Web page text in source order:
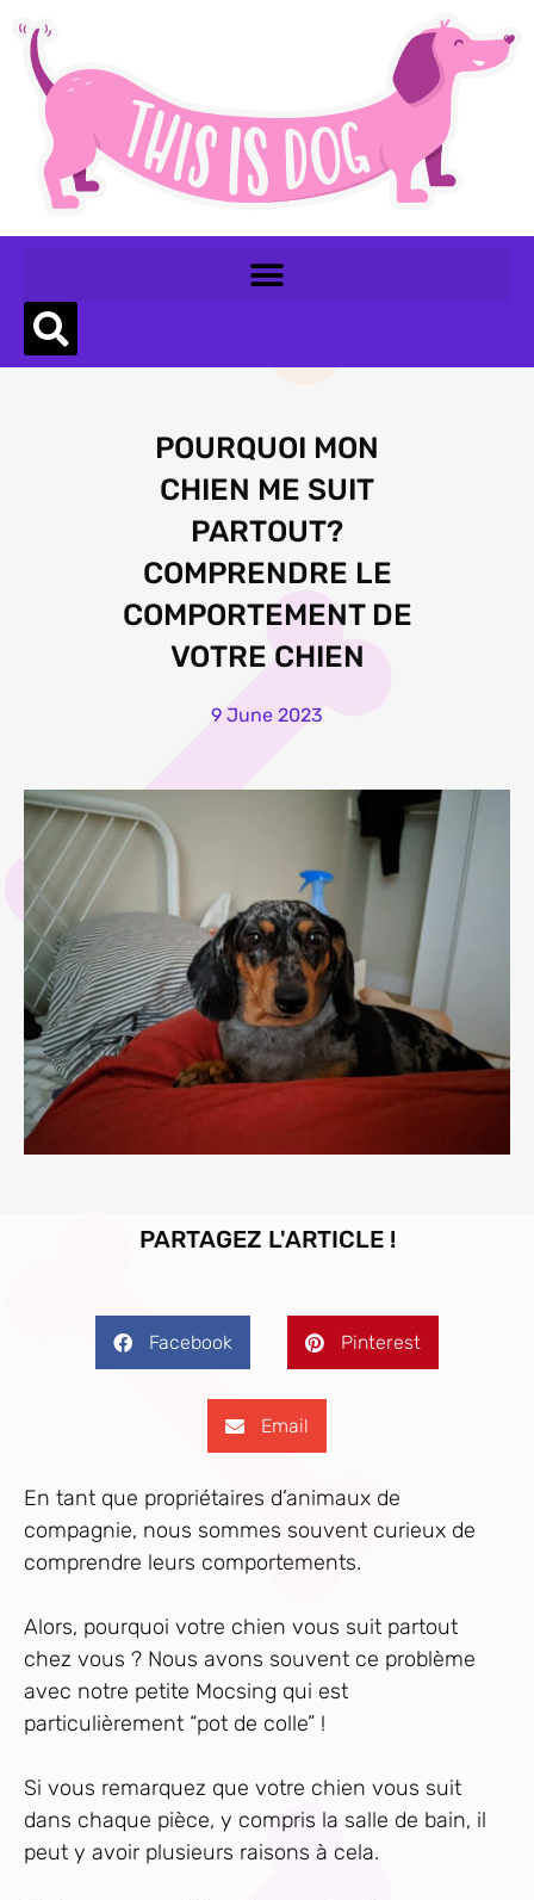
POURQUOI MON
CHIEN ME SUIT
PARTOUT?
COMPRENDRE LE
COMPORTEMENT DE
VOTRE CHIEN
9 June 2023
PARTAGEZ L'ARTICLE !
Facebook Pinterest
Email
En tant que propriétaires d’animaux de
compagnie, nous sommes souvent curieux de
comprendre leurs comportements.
Alors, pourquoi votre chien vous suit partout
chez vous ? Nous avons souvent ce problème
avec notre petite Mocsing qui est
particulièrement “pot de colle” !
Si vous remarquez que votre chien vous suit
dans chaque pièce, y compris la salle de bain, il
peut y avoir plusieurs raisons à cela.